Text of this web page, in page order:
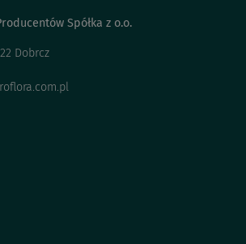
Spółka z o.o.
Dobrcz